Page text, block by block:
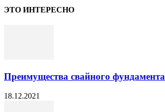
ЭТО ИНТЕРЕСНО
Преимущества свайного фундамента
18.12.2021